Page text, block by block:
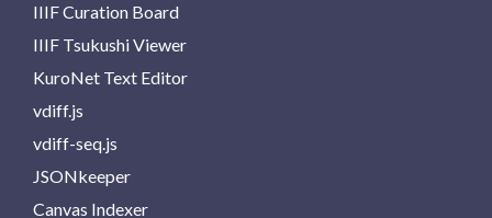
IIIF Curation Board
IIIF Tsukushi Viewer
KuroNet Text Editor
vdiff.js
vdiff-seq.js
JSONkeeper
Canvas Indexer